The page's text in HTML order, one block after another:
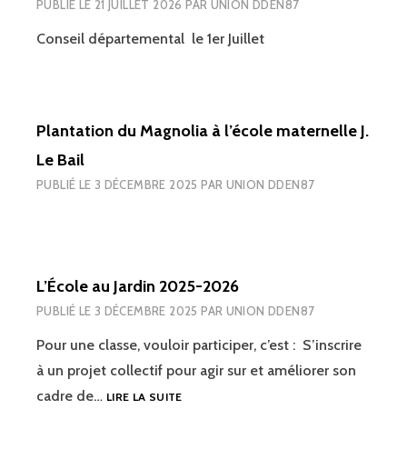
PUBLIÉ LE 21 JUILLET 2026 PAR UNION DDEN87
Conseil départemental le 1er Juillet
Plantation du Magnolia à l’école maternelle J.
Le Bail
PUBLIÉ LE 3 DÉCEMBRE 2025 PAR UNION DDEN87
L’École au Jardin 2025-2026
PUBLIÉ LE 3 DÉCEMBRE 2025 PAR UNION DDEN87
Pour une classe, vouloir participer, c’est : S’inscrire
à un projet collectif pour agir sur et améliorer son
cadre de… LIRE LA SUITEL’ÉCOLE